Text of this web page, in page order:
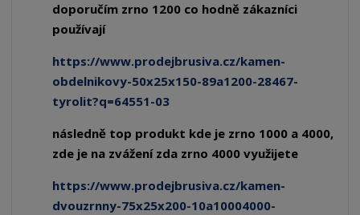
doporučím zrno 1200 co hodně zákazníci
používají
https://www.prodejbrusiva.cz/kamen-
obdelnikovy-50x25x150-89a1200-28467-
tyrolit?q=64551-03
následně top produkt kde je zrno 1000 a 4000,
zde je na zvážení zda zrno 4000 využijete
https://www.prodejbrusiva.cz/kamen-
dvouzrnny-75x25x200-10a10004000-